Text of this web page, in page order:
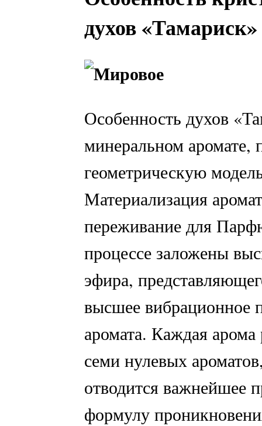
духов «Тамариск»
Особенность духов
минеральном
геометрическую
Материализация
переживание для
процессе заложены
эфира,
высшее вибрационное
аромата. Каждая арома
семи нулевых
отводится важнейшее
формулу